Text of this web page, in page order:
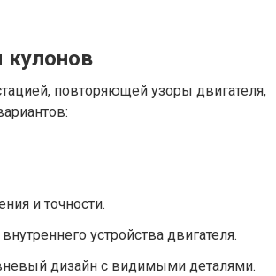
повторяющей узоры двигателя,
и точности.
устройства двигателя.
дизайн с видимыми деталями.